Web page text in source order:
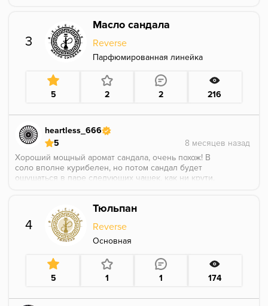
3
Масло сандала
Reverse
Парфюмированная линейка
5 2 2 216
heartless_666
5
Хороший мощный аромат сандала, очень похож! В
соло вполне курибелен, но потом сандал будет
ощущаться в паре следующих чашек, как ни крути.
пало санто и кашмир.
4
Тюльпан
Reverse
Основная
5 1 1 174